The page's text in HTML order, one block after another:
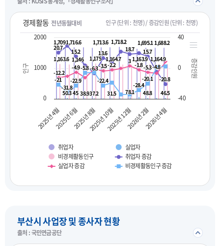
경제활동 전년동월대비 인구 (단위 : 천명) / 증감인원 (단위 : 천명)
인구 증감인원
1,709
1,7091,716.6
1,716.6 1,713.6
1,713.6 1,718.2
1,718.2 1,695.1
1,695.1 1,688.2
1,688.2
50.3
50.3 45
45 38.9
38.937.2
37.2 31.5
31.5 78.1
78.1 48.8
48.8 46.5
46.5
1,163.6
1,163.6 1,146
1,146 1,175
1,175 1,164.7
1,164.7 1,163.9
1,163.9 1,164.9
1,164.9
20.7
20.7
15.2
15.2
-6.3
-6.3
13.6
13.6
18.7
18.7 15.7
15.7
-4.8
-4.8
-20.8
-20.8
-12.2
-12.2
-4.9
-4.9 -3.5
-3.5-2.2
-2.2
3
3
-1.8
-1.8-5.3
-5.3
-21
-21
-31.8
-31.8
-22.9
-22.9
-5.8
-5.8
-22.4
-22.4
-28.4
-28.4
-20.1
-20.1
취업자
실업자
비경제활동인구
취업자 증감
실업자 증감
비경제활동인구 증감
2025년 4월2025년 6월2025년 8월2025년 10월2025년 12월2026년 2월2026년 4월
0
1000
2000
-40
0
40
부산시 사업장 및 종사자 현황
출처 : 국민연금공단 접기/